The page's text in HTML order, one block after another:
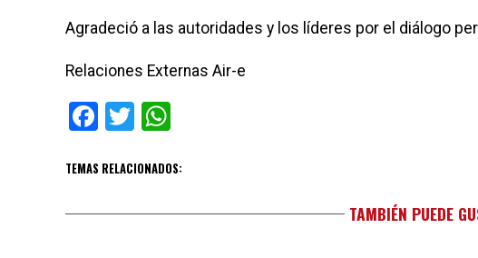
Agradeció a las autoridades y los líderes por el diálogo
Relaciones Externas Air-e
Facebook
Twitter
TEMAS RELACIONADOS:
TAMBIÉN PUEDE